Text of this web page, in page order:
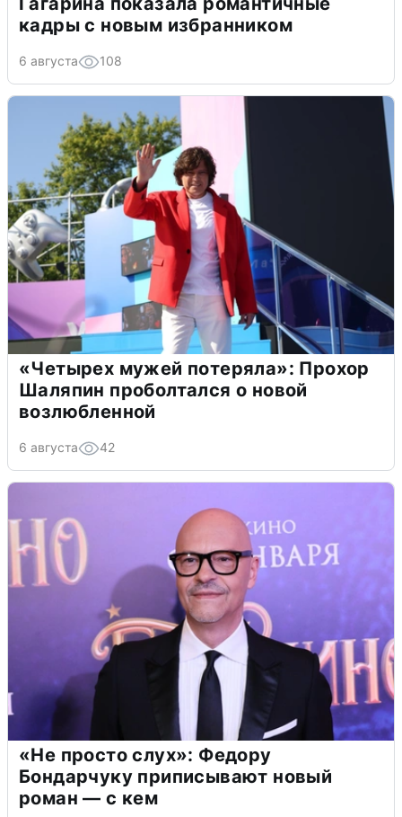
кадры с новым избранником
6 августа 108
«Четырех мужей потеряла»: Прохор
Шаляпин проболтался о новой
возлюбленной
6 августа 42
«Не просто слух»: Федору
Бондарчуку приписывают новый
роман — с кем